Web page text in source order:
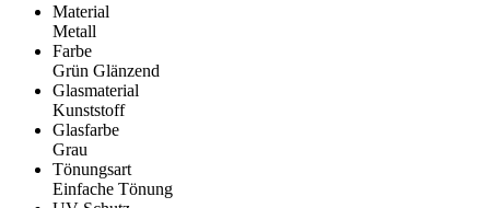
Material
Metall
Farbe
Grün Glänzend
Glasmaterial
Kunststoff
Glasfarbe
Grau
Tönungsart
Einfache Tönung